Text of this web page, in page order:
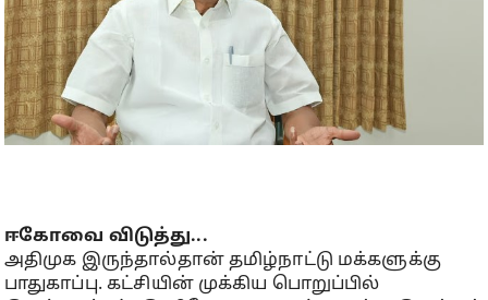
ஈகோவை விடுத்து...
அதிமுக இருந்தால்தான் தமிழ்நாட்டு மக்களுக்கு
பாதுகாப்பு. கட்சியின் முக்கிய பொறுப்பில்